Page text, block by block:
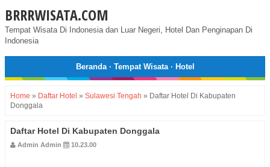
BRRRWISATA.COM
Tempat Wisata Di Indonesia dan Luar Negeri, Hotel Dan Penginapan Di
Indonesia
Beranda· Tempat Wisata· Hotel
Home » Daftar Hotel » Sulawesi Tengah » Daftar Hotel Di Kabupaten
Donggala
Daftar Hotel Di Kabupaten Donggala
Admin Admin 10.23.00